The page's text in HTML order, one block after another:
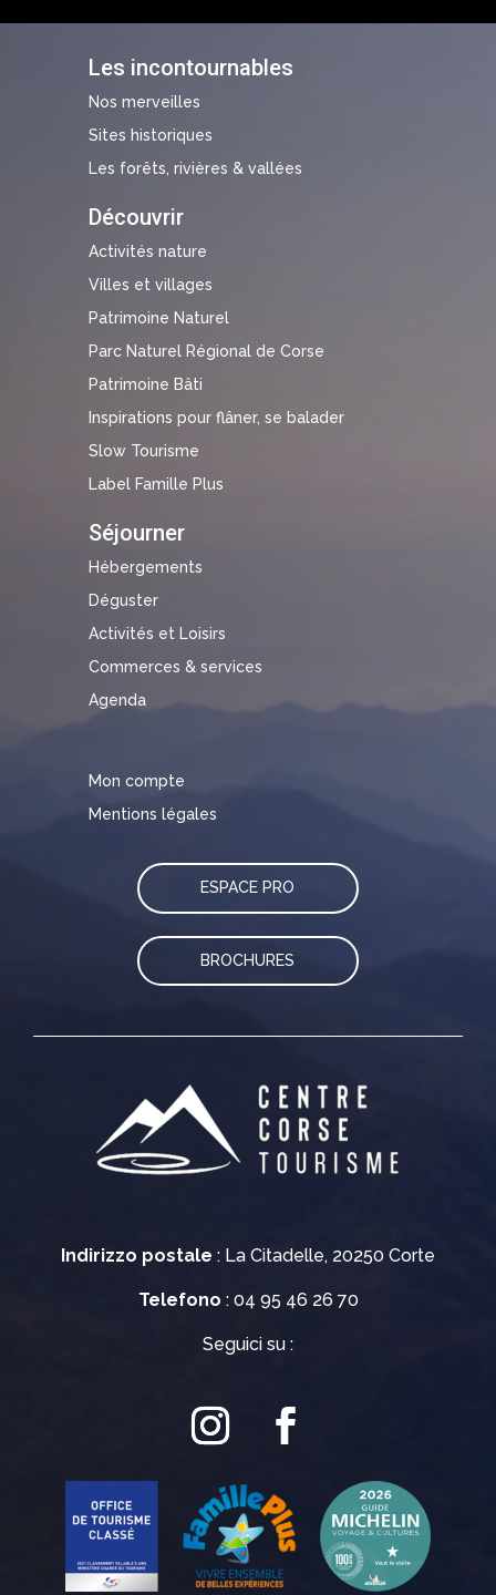
Indirizzo postale : La Citadelle, 20250 Corte
Telefono : 04 95 46 26 70
Seguici su :
Les incontournables
Nos merveilles
Sites historiques
Les forêts, rivières & vallées
Découvrir
Activités nature
Villes et villages
Patrimoine Naturel
Parc Naturel Régional de Corse
Patrimoine Bâti
Inspirations pour flâner, se balader
Slow Tourisme
Label Famille Plus
Séjourner
Hébergements
Déguster
Activités et Loisirs
Commerces & services
Agenda
Mon compte
Mentions légales
ESPACE PRO
BROCHURES